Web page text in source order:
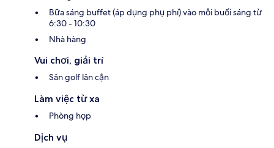
Bữa sáng buffet (áp dụng phụ phí) vào mỗi buổi sáng từ
6:30 - 10:30
Nhà hàng
Vui chơi, giải trí
Sân golf lân cận
Làm việc từ xa
Phòng họp
Dịch vụ